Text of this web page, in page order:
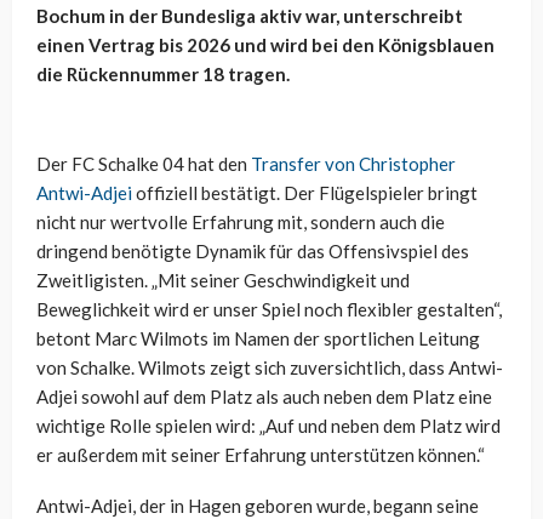
Bochum in der Bundesliga aktiv war, unterschreibt
einen Vertrag bis 2026 und wird bei den Königsblauen
die Rückennummer 18 tragen.
Der FC Schalke 04 hat den Transfer von Christopher
Antwi-Adjeioffiziell bestätigt. Der Flügelspieler bringt
nicht nur wertvolle Erfahrung mit, sondern auch die
dringend benötigte Dynamik für das Offensivspiel des
Zweitligisten. „Mit seiner Geschwindigkeit und
Beweglichkeit wird er unser Spiel noch flexibler gestalten“,
betont Marc Wilmots im Namen der sportlichen Leitung
von Schalke. Wilmots zeigt sich zuversichtlich, dass Antwi-
Adjei sowohl auf dem Platz als auch neben dem Platz eine
wichtige Rolle spielen wird: „Auf und neben dem Platz wird
er außerdem mit seiner Erfahrung unterstützen können.“
Antwi-Adjei, der in Hagen geboren wurde, begann seine